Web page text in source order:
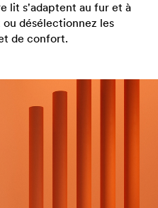
lit s'adaptent au fur et à
désélectionnez les
de confort.